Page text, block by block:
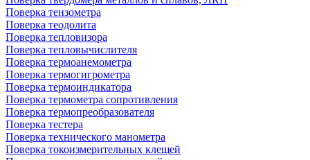
Поверка тензометра
Поверка теодолита
Поверка тепловизора
Поверка тепловычислителя
Поверка термоанемометра
Поверка термогигрометра
Поверка термоиндикатора
Поверка термометра сопротивления
Поверка термопреобразователя
Поверка тестера
Поверка технического манометра
Поверка токоизмерительных клещей